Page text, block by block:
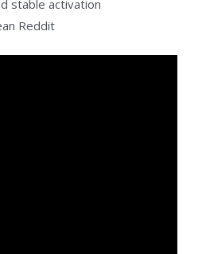
stable activation
Reddit